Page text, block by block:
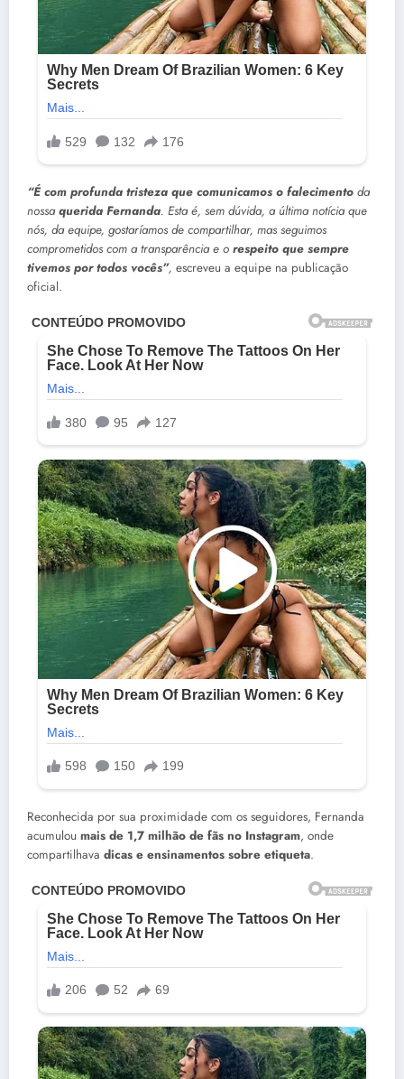
“É com profunda tristeza que comunicamos o falecimento da
nossaquerida Fernanda. Esta é, sem dúvida, a última notícia que
nós, da equipe, gostaríamos de compartilhar, mas seguimos
comprometidos com a transparência e o respeito que sempre
tivemos por todos vocês”, escreveu a equipe na publicação
oficial.
Reconhecida por sua proximidade com os seguidores, Fernanda
acumulou mais de 1,7 milhão de fãs no Instagram, onde
compartilhava dicas e ensinamentos sobre etiqueta.